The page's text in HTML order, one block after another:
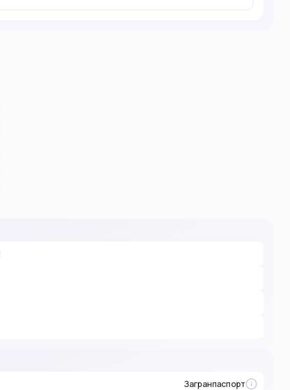
Загранпаспорт